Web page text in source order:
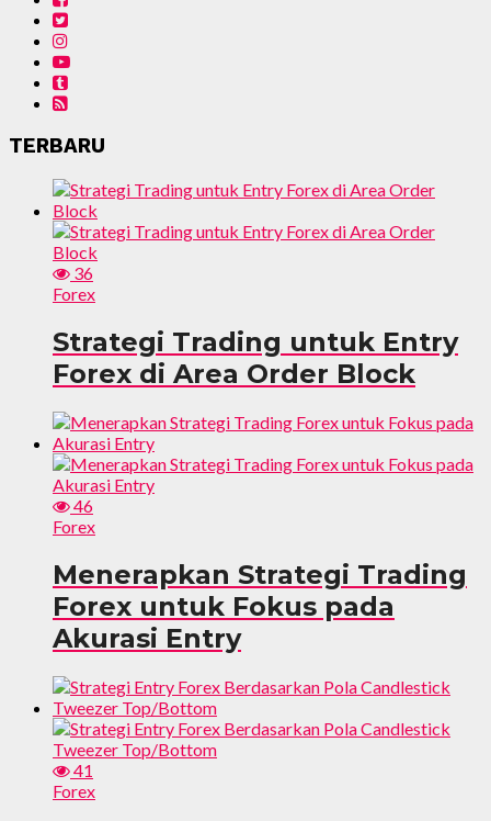
TERBARU
36
Forex
Strategi Trading untuk Entry
Forex di Area Order Block
46
Forex
Menerapkan Strategi Trading
Forex untuk Fokus pada
Akurasi Entry
41
Forex